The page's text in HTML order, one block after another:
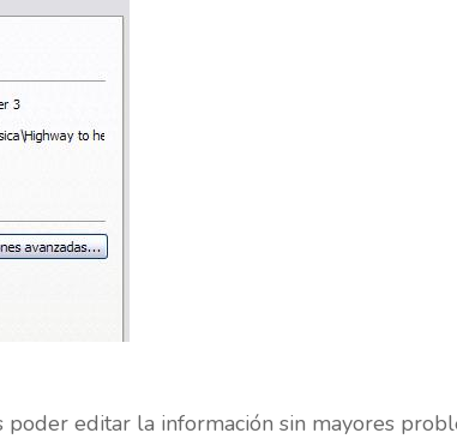
poder editar la información sin mayores